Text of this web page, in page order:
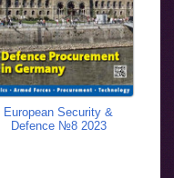
European Security &
Defence №8 2023